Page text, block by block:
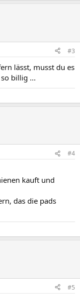
#3
lässt, musst du es
billig ...
#4
kauft und
das die pads
#5